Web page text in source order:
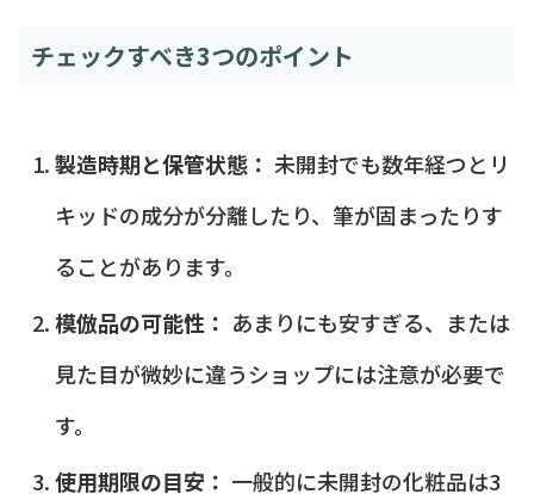
チェックすべき3つのポイント
製造時期と保管状態： 未開封でも数年経つとリ
キッドの成分が分離したり、筆が固まったりす
ることがあります。
模倣品の可能性： あまりにも安すぎる、または
見た目が微妙に違うショップには注意が必要で
す。
使用期限の目安： 一般的に未開封の化粧品は3